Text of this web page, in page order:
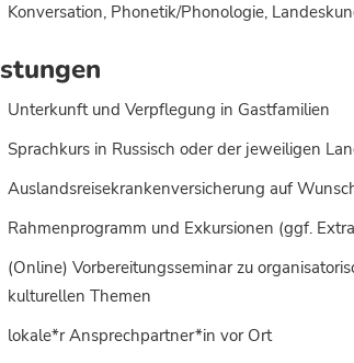
Konversation, Phonetik/Phonologie,
Unterkunft und Verpflegung in Gastfamilien
Sprachkurs in Russisch oder der jeweiligen
Auslandsreisekrankenversicherung auf
Rahmenprogramm und Exkursionen (ggf.
(Online) Vorbereitungsseminar zu
kulturellen Themen
lokale*r Ansprechpartner*in vor Ort